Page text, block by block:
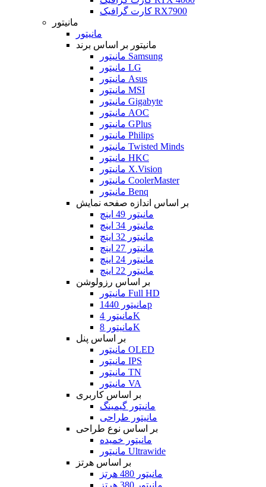
کارت گرافیک RX7900
مانیتور
مانیتور
مانیتور بر اساس برند
مانیتور Samsung
مانیتور LG
مانیتور Asus
مانیتور MSI
مانیتور Gigabyte
مانیتور AOC
مانیتور GPlus
مانیتور Philips
مانیتور Twisted Minds
مانیتور HKC
مانیتور X.Vision
مانیتور CoolerMaster
مانیتور Benq
بر اساس اندازه صفحه نمایش
مانیتور 49 اینچ
مانیتور 34 اینچ
مانیتور 32 اینچ
مانیتور 27 اینچ
مانیتور 24 اینچ
مانیتور 22 اینچ
بر اساس رزولوشن
مانیتور Full HD
مانیتور 1440p
مانیتور 4K
مانیتور 8K
بر اساس پنل
مانیتور OLED
مانیتور IPS
مانیتور TN
مانیتور VA
بر اساس کاربری
مانیتور گیمینگ
مانیتور طراحی
بر اساس نوع طراحی
مانیتور خمیده
مانیتور Ultrawide
بر اساس هرتز
مانیتور 480 هرتز
مانیتور 380 هرتز